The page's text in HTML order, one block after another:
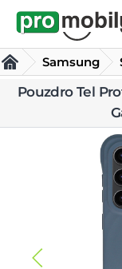
Samsung
Kryty Samsung
Pouzdro Tel